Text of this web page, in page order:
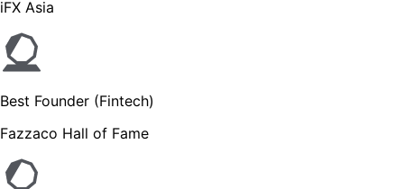
iFX Asia
Best Founder (Fintech)
Fazzaco Hall of Fame